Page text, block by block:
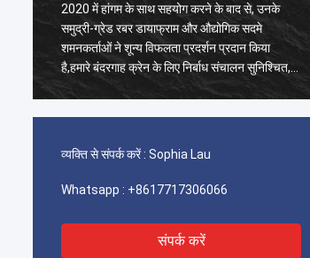
2020 में हांगम के साथ सहयोग करने के बाद से, उनके
समुद्री-ग्रेड रबर डायाफ्राम और औद्योगिक सदमे
शमनकर्ताओं ने शून्य विफलता प्रदर्शन प्रदान किया
है,हमारे बंदरगाह क्रेन के लिए निर्बाध संचालन सुनिश्चित,
ड्रेगर प्रणोदन प्रणाली, और एलएनजी वाहक उपकरण।
व्यक्ति से संपर्क करें : Sophia Lau
Whatsapp : +8617717306066
संपर्क करें